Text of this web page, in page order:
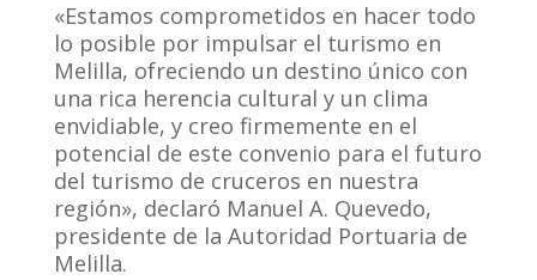
«Estamos comprometidos en hacer todo
lo posible por impulsar el turismo en
Melilla, ofreciendo un destino único con
una rica herencia cultural y un clima
envidiable, y creo firmemente en el
potencial de este convenio para el futuro
del turismo de cruceros en nuestra
región», declaró Manuel A. Quevedo,
presidente de la Autoridad Portuaria de
Melilla.